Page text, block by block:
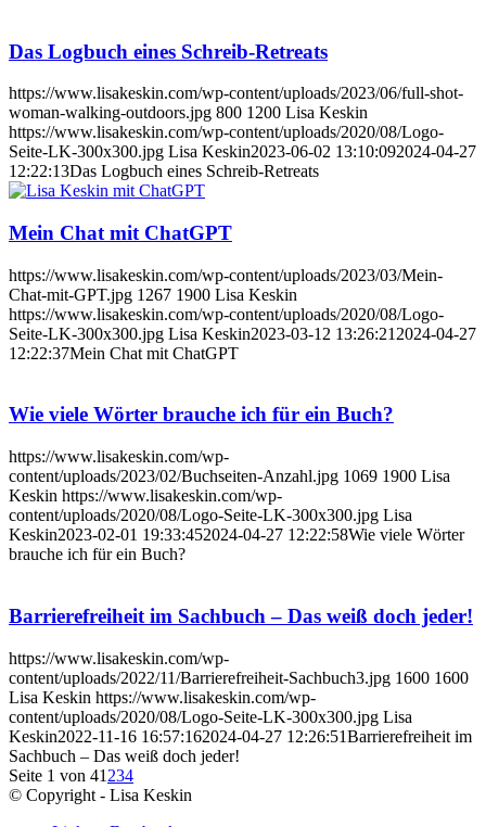
Das Logbuch eines Schreib-Retreats
https://www.lisakeskin.com/wp-content/uploads/2023/06/full-shot-
woman-walking-outdoors.jpg 800 1200 Lisa Keskin
https://www.lisakeskin.com/wp-content/uploads/2020/08/Logo-
Seite-LK-300x300.jpg Lisa Keskin2023-06-02 13:10:092024-04-27
12:22:13Das Logbuch eines Schreib-Retreats
Mein Chat mit ChatGPT
https://www.lisakeskin.com/wp-content/uploads/2023/03/Mein-
Chat-mit-GPT.jpg 1267 1900 Lisa Keskin
https://www.lisakeskin.com/wp-content/uploads/2020/08/Logo-
Seite-LK-300x300.jpg Lisa Keskin2023-03-12 13:26:21 2024-04-27
12:22:37Mein Chat mit ChatGPT
Wie viele Wörter brauche ich für ein Buch?
https://www.lisakeskin.com/wp-
content/uploads/2023/02/Buchseiten-Anzahl.jpg 1069 1900 Lisa
Keskin https://www.lisakeskin.com/wp-
content/uploads/2020/08/Logo-Seite-LK-300x300.jpg Lisa
Keskin2023-02-01 19:33:452024-04-27 12:22:58Wie viele Wörter
brauche ich für ein Buch?
Barrierefreiheit im Sachbuch – Das weiß doch jeder!
https://www.lisakeskin.com/wp-
content/uploads/2022/11/Barrierefreiheit-Sachbuch3.jpg 1600 1600
Lisa Keskin https://www.lisakeskin.com/wp-
content/uploads/2020/08/Logo-Seite-LK-300x300.jpg Lisa
Keskin2022-11-16 16:57:162024-04-27 12:26:51Barrierefreiheit im
Sachbuch – Das weiß doch jeder!
Seite 1 von 41 234
© Copyright - Lisa Keskin